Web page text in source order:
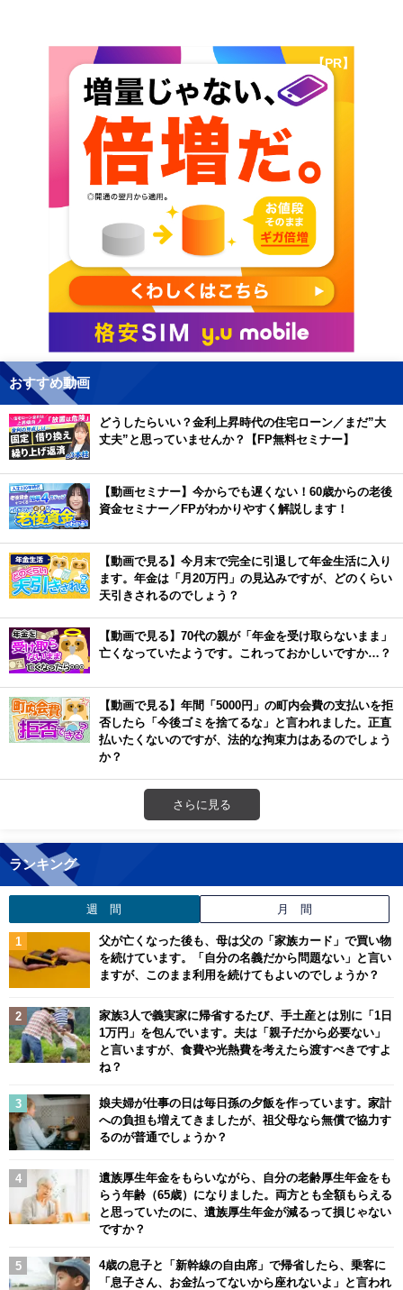
【PR】
おすすめ動画
どうしたらいい？金利上昇時代の住宅ローン／まだ”大
丈夫”と思っていませんか？【FP無料セミナー】
【動画セミナー】今からでも遅くない！60歳からの老後
資金セミナー／FPがわかりやすく解説します！
【動画で見る】今月末で完全に引退して年金生活に入り
ます。年金は「月20万円」の見込みですが、どのくらい
天引きされるのでしょう？
【動画で見る】70代の親が「年金を受け取らないまま」
亡くなっていたようです。これっておかしいですか…？
【動画で見る】年間「5000円」の町内会費の支払いを拒
否したら「今後ゴミを捨てるな」と言われました。正直
払いたくないのですが、法的な拘束力はあるのでしょう
か？
さらに見る
ランキング
週 間 月 間
父が亡くなった後も、母は父の「家族カード」で買い物
を続けています。「自分の名義だから問題ない」と言い
ますが、このまま利用を続けてもよいのでしょうか？
家族3人で義実家に帰省するたび、手土産とは別に「1日
1万円」を包んでいます。夫は「親子だから必要ない」
と言いますが、食費や光熱費を考えたら渡すべきですよ
ね？
娘夫婦が仕事の日は毎日孫の夕飯を作っています。家計
への負担も増えてきましたが、祖父母なら無償で協力す
るのが普通でしょうか？
遺族厚生年金をもらいながら、自分の老齢厚生年金をも
らう年齢（65歳）になりました。両方とも全額もらえる
と思っていたのに、遺族厚生年金が減るって損じゃない
ですか？
4歳の息子と「新幹線の自由席」で帰省したら、乗客に
「息子さん、お金払ってないから座れないよ」と言われ